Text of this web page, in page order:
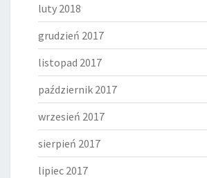
luty 2018
grudzień 2017
listopad 2017
październik 2017
wrzesień 2017
sierpień 2017
lipiec 2017